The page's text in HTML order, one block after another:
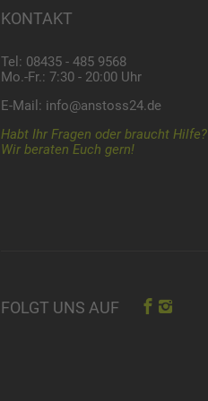
KONTAKT
Tel: 08435 - 485 9568
Mo.-Fr.: 7:30 - 20:00 Uhr
E-Mail: info@anstoss24.de
Habt Ihr Fragen oder braucht Hilfe?
Wir beraten Euch gern!
FOLGT UNS AUF